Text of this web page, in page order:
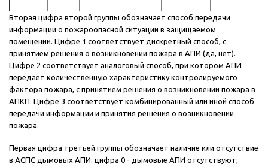
Вторая цифра второй группы обозначает способ передачи
информации о пожароопасной ситуации в защищаемом
помещении. Цифре 1 соответствует дискретный способ, с
принятием решения о возникновении пожара в АПИ (да, нет).
Цифре 2 соответствует аналоговый способ, при котором АПИ
передает количественную характеристику контролируемого
фактора пожара, с принятием решения о возникновении пожара в
АПКП. Цифре 3 соответствует комбинированный или иной способ
передачи информации и принятия решения о возникновении
пожара.
Первая цифра третьей группы обозначает наличие или отсутствие
в АСПС дымовых АПИ: цифра 0 - дымовые АПИ отсутствуют;